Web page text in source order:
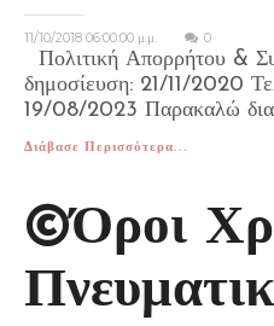
11/10/2018 06:00:00 μ.μ. 0
Πολιτική Απορρήτου &
δημοσίευση: 21/11/2020
19/08/2023 Παρακαλώ
Διάβασε Περισσότερα...
©️Όροι